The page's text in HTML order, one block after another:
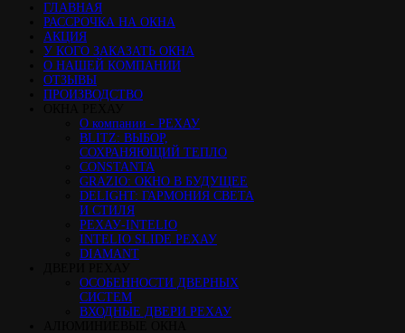
ГЛАВНАЯ
РАССРОЧКА НА ОКНА
АКЦИЯ
У КОГО ЗАКАЗАТЬ ОКНА
О НАШЕЙ КОМПАНИИ
ОТЗЫВЫ
ПРОИЗВОДСТВО
О компании - РЕХАУ
BLITZ: ВЫБОР,
СОХРАНЯЮЩИЙ ТЕПЛО
CONSTANTA
GRAZIO: ОКНО В БУДУЩЕЕ
DELIGHT: ГАРМОНИЯ СВЕТА
И СТИЛЯ
РЕХАУ-INTELIO
INTELIO SLIDE РЕХАУ
DIAMANT
ОСОБЕННОСТИ ДВЕРНЫХ
СИСТЕМ
ВХОДНЫЕ ДВЕРИ РЕХАУ